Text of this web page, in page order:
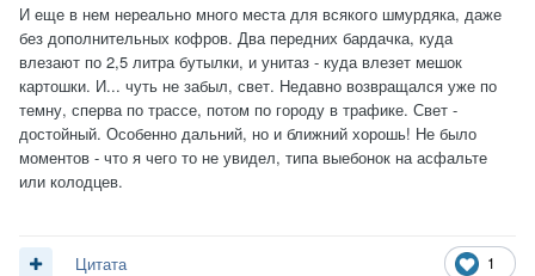
И еще в нем нереально много места для всякого шмурдяка, даже
без дополнительных кофров. Два передних бардачка, куда
влезают по 2,5 литра бутылки, и унитаз - куда влезет мешок
картошки. И... чуть не забыл, свет. Недавно возвращался уже по
темну, сперва по трассе, потом по городу в трафике. Свет -
достойный. Особенно дальний, но и ближний хорошь! Не было
моментов - что я чего то не увидел, типа выебонок на асфальте
или колодцев.
1
Цитата